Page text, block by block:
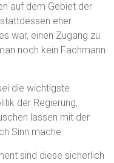
auf dem Gebiet der
eher
war, einen Zugang zu
noch kein Fachmann
die wichtigste
der Regierung,
lassen mit der
Sinn mache.
sind diese sicherlich